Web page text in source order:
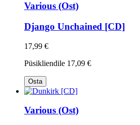
Various (Ost)
Django Unchained [CD]
17,99 €
Püsikliendile 17,09 €
Osta
Various (Ost)